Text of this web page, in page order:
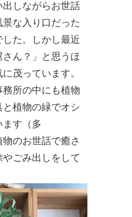
しながらお世話
な入り口だった
た。しかし最近
ん？」と思うほ
茂っています。
所の中にも植物
植物の緑でオシ
ます（多
のお世話で癒さ
ごみ出しをして